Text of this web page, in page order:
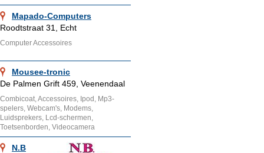
Mapado-Computers
Roodtstraat 31, Echt
Computer Accessoires
Mousee-tronic
De Palmen Grift 459, Veenendaal
Combicoat, Accessoires, Ipod, Mp3-
spelers, Webcam's, Modems,
Luidsprekers, Lcd-schermen,
Toetsenborden, Videocamera
N.B